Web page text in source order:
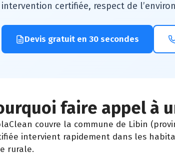
intervention certifiée, respect de
Devis gratuit en 30 secondes
faire appel à
couvre la commune de Libin
intervient rapidement dans les
rurale.